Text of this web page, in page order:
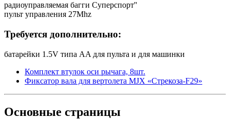
радиоуправляемая багги Суперспорт''
пульт управления 27Mhz
Требуется дополнительно:
батарейки 1.5V типа AA для пульта и для машинки
Комплект втулок оси рычага, 8шт.
Фиксатор вала для вертолета MJX «Стрекоза-F29»
Основные страницы